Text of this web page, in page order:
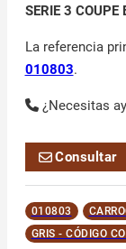
SERIE 3 COUPE
La referencia
010803.
¿Necesitas
Consultar
010803
GRIS - CÓDIGO